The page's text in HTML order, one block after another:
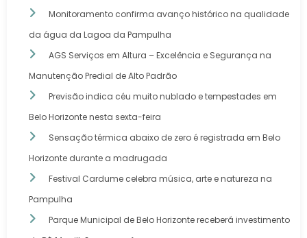
Monitoramento confirma avanço histórico na qualidade
da água da Lagoa da Pampulha
AGS Serviços em Altura – Excelência e Segurança na
Manutenção Predial de Alto Padrão
Previsão indica céu muito nublado e tempestades em
Belo Horizonte nesta sexta-feira
Sensação térmica abaixo de zero é registrada em Belo
Horizonte durante a madrugada
Festival Cardume celebra música, arte e natureza na
Pampulha
Parque Municipal de Belo Horizonte receberá investimento